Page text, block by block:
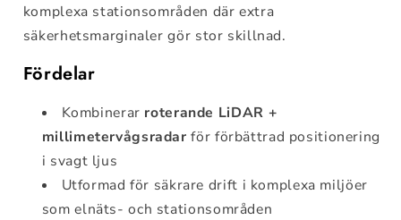
komplexa stationsområden där extra
säkerhetsmarginaler gör stor skillnad.
Fördelar
Kombinerar roterande LiDAR +
millimetervågsradar för förbättrad positionering
i svagt ljus
Utformad för säkrare drift i komplexa miljöer
som elnäts- och stationsområden